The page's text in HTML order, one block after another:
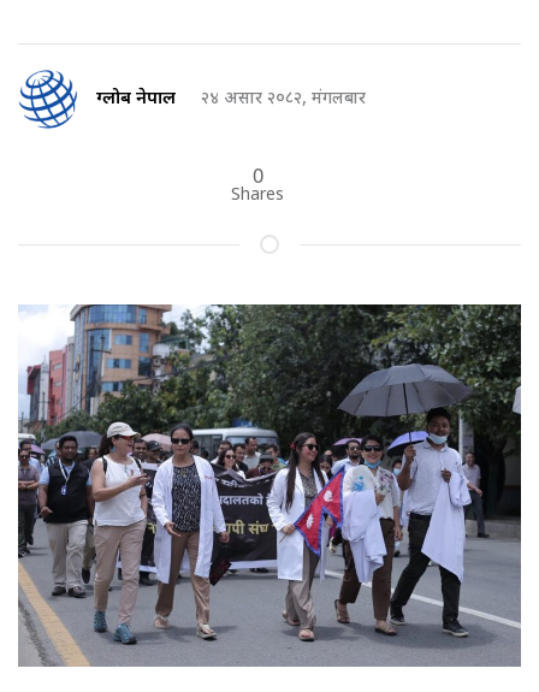
ग्लोब नेपाल २४ असार २०८२, मंगलबार
0
Shares